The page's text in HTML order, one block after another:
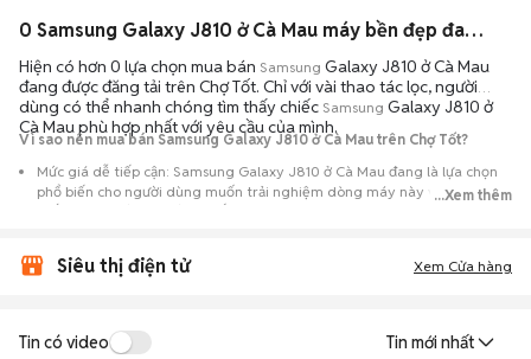
0 Samsung Galaxy J810 ở Cà Mau máy bền đẹp đang bán 08/2026
Hiện có hơn 0 lựa chọn mua bán Samsung Galaxy J810 ở Cà Mau
đang được đăng tải trên Chợ Tốt. Chỉ với vài thao tác lọc, người
dùng có thể nhanh chóng tìm thấy chiếc Samsung Galaxy J810 ở
Cà Mau phù hợp nhất với yêu cầu của mình.
Vì sao nên mua bán Samsung Galaxy J810 ở Cà Mau trên Chợ Tốt?
Mức giá dễ tiếp cận: Samsung Galaxy J810 ở Cà Mau đang là lựa chọn
phổ biến cho người dùng muốn trải nghiệm dòng máy này với chi phí
thấp hơn so với khi mới ra mắt.
Mau từ nhiều cá nhân muốn lên đời máy, mang đến đa dạng sự lựa chọn
về tình trạng bảo hành, hình thức máy và màu sắc.
đánh giá chính xác hiệu năng thực tế của máy so với mô tả trên
...Xem thêm
Siêu thị điện tử Xem Cửa hàng
Tin có video Tin mới nhất